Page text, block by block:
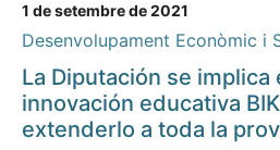
1 de setembre de 2021
Desenvolupament Econòmic i
La Diputación se
innovación educativa
extenderlo a toda la